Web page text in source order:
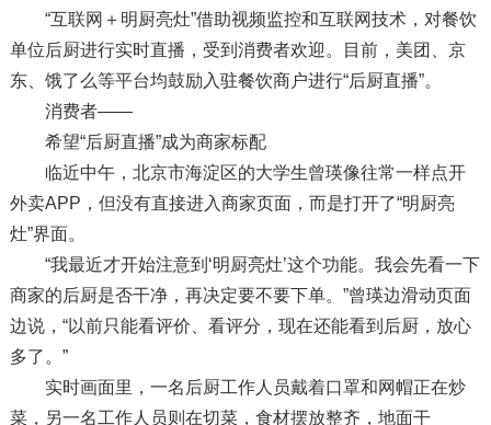
“互联网＋明厨亮灶”借助视频监控和互联网技术，对餐饮
单位后厨进行实时直播，受到消费者欢迎。目前，美团、京
东、饿了么等平台均鼓励入驻餐饮商户进行“后厨直播”。
消费者——
希望“后厨直播”成为商家标配
临近中午，北京市海淀区的大学生曾瑛像往常一样点开
外卖APP，但没有直接进入商家页面，而是打开了“明厨亮
灶”界面。
“我最近才开始注意到‘明厨亮灶’这个功能。我会先看一下
商家的后厨是否干净，再决定要不要下单。”曾瑛边滑动页面
边说，“以前只能看评价、看评分，现在还能看到后厨，放心
多了。”
实时画面里，一名后厨工作人员戴着口罩和网帽正在炒
菜，另一名工作人员则在切菜，食材摆放整齐，地面干